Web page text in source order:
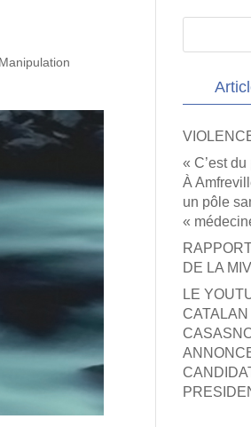
Manipulation
« C’est
À
un pôle
«
DE LA
LE